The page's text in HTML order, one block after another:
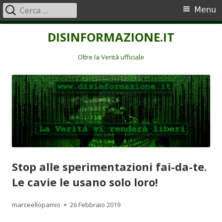
DISINFORMAZIONE.IT
Oltre la Verità ufficiale
Menu
principale
Menu
Ricerca
per:
Stop alle sperimentazioni fai-da-te.
Le cavie le usano solo loro!
Autore
marceellopamio Pubblicato
26 Febbraio 2019